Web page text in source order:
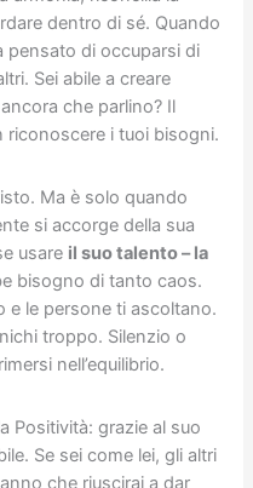
dentro di sé. Quando
pensato di occuparsi di
Sei abile a creare
che parlino? Il
riconoscere i tuoi bisogni.
Ma è solo quando
si accorge della sua
usare il suo talento – la
bisogno di tanto caos.
e le persone ti ascoltano.
troppo. Silenzio o
nell’equilibrio.
Positività: grazie al suo
Se sei come lei, gli altri
che riuscirai a dar